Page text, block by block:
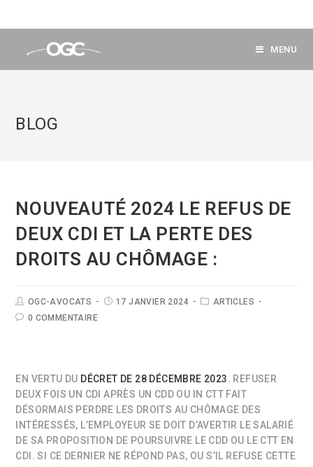
MENU
BLOG
NOUVEAUTÉ 2024 LE REFUS DE
DEUX CDI ET LA PERTE DES
DROITS AU CHÔMAGE :
OGC-AVOCATS 17 JANVIER 2024
ARTICLES
0 COMMENTAIRE
EN VERTU DU DÉCRET DE 28 DÉCEMBRE 2023. REFUSER
DEUX FOIS UN CDI APRÈS UN CDD OU IN CTT FAIT
DÉSORMAIS PERDRE LES DROITS AU CHÔMAGE DES
INTÉRESSÉS, L’EMPLOYEUR SE DOIT D’AVERTIR LE SALARIÉ
DE SA PROPOSITION DE POURSUIVRE LE CDD OU LE CTT EN
CDI. SI CE DERNIER NE RÉPOND PAS, OU S’IL REFUSE CETTE